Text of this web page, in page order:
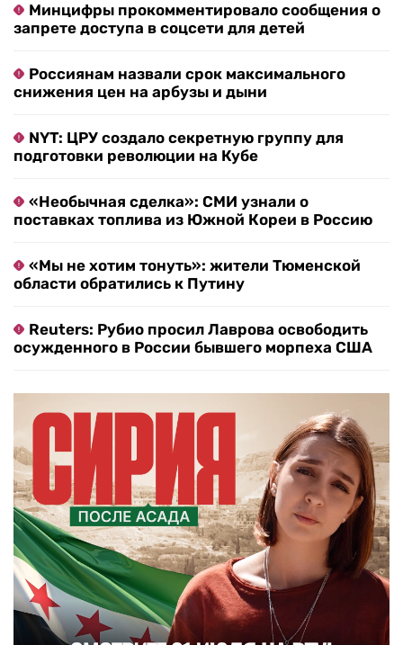
Минцифры прокомментировало сообщения о
запрете доступа в соцсети для детей
Россиянам назвали срок максимального
снижения цен на арбузы и дыни
NYT: ЦРУ создало секретную группу для
подготовки революции на Кубе
«Необычная сделка»: СМИ узнали о
поставках топлива из Южной Кореи в Россию
«Мы не хотим тонуть»: жители Тюменской
области обратились к Путину
Reuters: Рубио просил Лаврова освободить
осужденного в России бывшего морпеха США